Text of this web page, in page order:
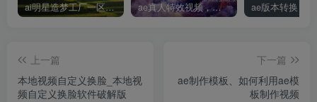
ai明星造梦工厂一区，明星造梦工厂ai图片 ae真人特效视频，大学生第一次做ppt怎么做
上一篇
本地视频自定义换脸_本地视
频自定义换脸软件破解版
下一篇
ae制作模板、如何利用ae模
板制作视频